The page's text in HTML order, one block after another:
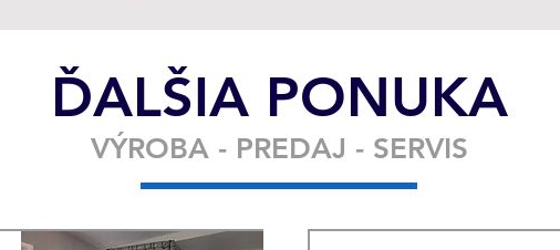
ĎALŠIA PONUKA
VÝROBA - PREDAJ - SERVIS